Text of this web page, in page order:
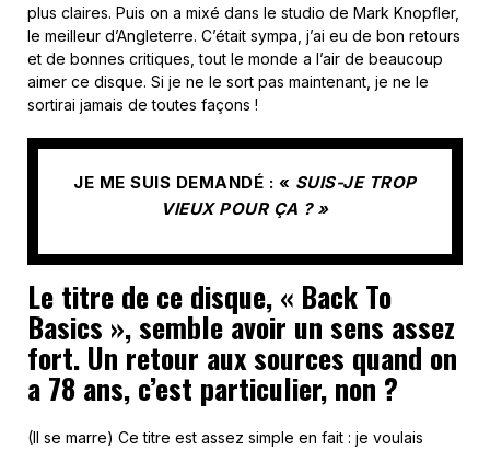
plus claires. Puis on a mixé dans le studio de Mark Knopfler,
le meilleur d’Angleterre. C’était sympa, j’ai eu de bon retours
et de bonnes critiques, tout le monde a l’air de beaucoup
aimer ce disque. Si je ne le sort pas maintenant, je ne le
sortirai jamais de toutes façons !
JE ME SUIS DEMANDÉ : « SUIS-JE TROP
VIEUX POUR ÇA ? »
Le titre de ce disque, « Back To
Basics », semble avoir un sens assez
fort. Un retour aux sources quand on
a 78 ans, c’est particulier, non ?
(Il se marre) Ce titre est assez simple en fait : je voulais